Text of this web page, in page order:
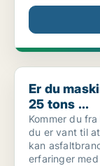
Er du
Er du
25 tons ...
Kommer du
du er vant til
kan
erfaringer